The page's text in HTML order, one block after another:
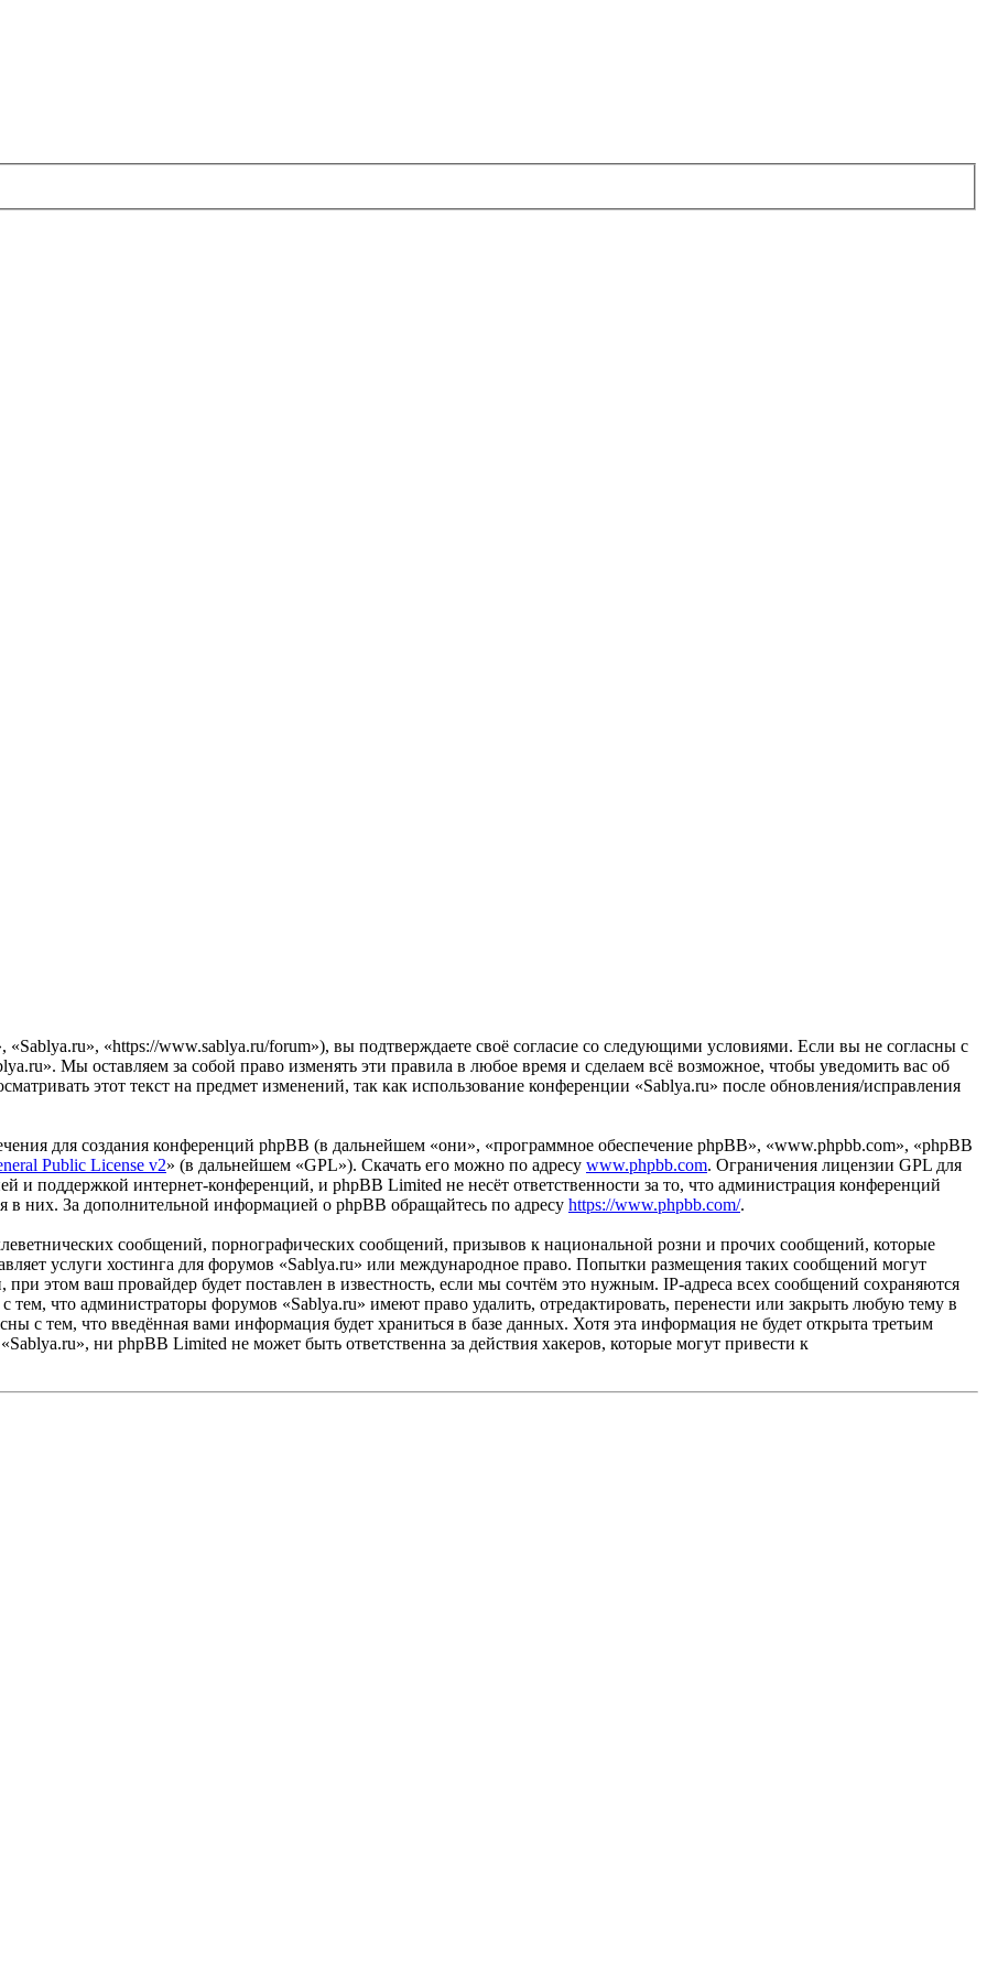
«https://www.sablya.ru/forum»), вы подтверждаете своё согласие со следующими условиями. Если вы не согласны с
Мы оставляем за собой право изменять эти правила в любое время и сделаем всё возможное, чтобы уведомить вас об
этот текст на предмет изменений, так как использование конференции «Sablya.ru» после обновления/исправления
для создания конференций phpBB (в дальнейшем «они», «программное обеспечение phpBB», «www.phpbb.com», «phpBB
Public License v2» (в дальнейшем «GPL»). Скачать его можно по адресу www.phpbb.com. Ограничения лицензии GPL для
и поддержкой интернет-конференций, и phpBB Limited не несёт ответственности за то, что администрация конференций
в них. За дополнительной информацией о phpBB обращайтесь по адресу https://www.phpbb.com/.
сообщений, порнографических сообщений, призывов к национальной розни и прочих сообщений, которые
услуги хостинга для форумов «Sablya.ru» или международное право. Попытки размещения таких сообщений могут
этом ваш провайдер будет поставлен в известность, если мы сочтём это нужным. IP-адреса всех сообщений сохраняются
тем, что администраторы форумов «Sablya.ru» имеют право удалить, отредактировать, перенести или закрыть любую тему в
с тем, что введённая вами информация будет храниться в базе данных. Хотя эта информация не будет открыта третьим
ни phpBB Limited не может быть ответственна за действия хакеров, которые могут привести к